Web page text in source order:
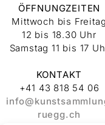
ÖFFNUNGZEITEN
Mittwoch bis Freitag
12 bis 18.30 Uhr
Samstag 11 bis 17
KONTAKT
+41 43 818 54 06
ruegg.ch